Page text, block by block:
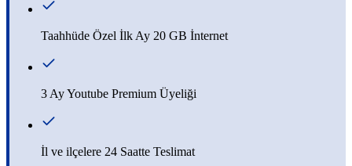
Taahhüde Özel İlk Ay 20 GB İnternet
3 Ay Youtube Premium Üyeliği
İl ve ilçelere 24 Saatte Teslimat